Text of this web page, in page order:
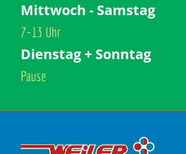
Mittwoch - Samstag
7–13 Uhr
Dienstag + Sonntag
Pause